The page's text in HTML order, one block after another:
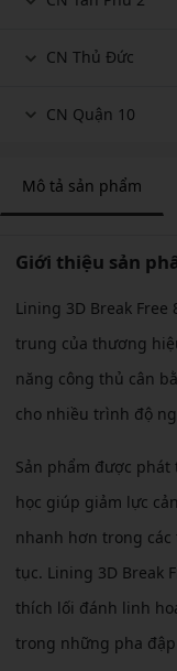
CN Thủ Đức
CN Quận 10
Mô tả sản phẩm
Giới thiệu sản
Lining 3D Break
trung của thương
năng công thủ cân
cho nhiều trình độ
Sản phẩm được
học giúp giảm lực
nhanh hơn trong
tục. Lining 3D Break
thích lối đánh linh
trong những pha đập